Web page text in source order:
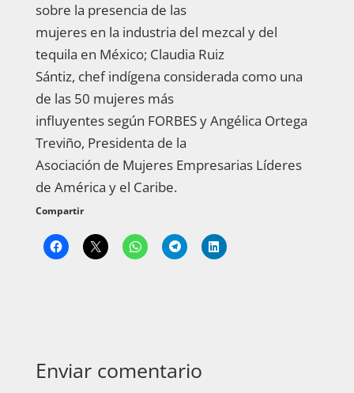
sobre la presencia de las
mujeres en la industria del mezcal y del
tequila en México; Claudia Ruiz
Sántiz, chef indígena considerada como una
de las 50 mujeres más
influyentes según FORBES y Angélica Ortega
Treviño, Presidenta de la
Asociación de Mujeres Empresarias Líderes
de América y el Caribe.
Compartir
Enviar comentario